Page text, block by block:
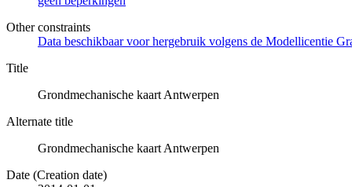
Other constraints
Data beschikbaar voor hergebruik volgens de Modellicentie
Title
Grondmechanische kaart Antwerpen
Alternate title
Grondmechanische kaart Antwerpen
Date (Creation date)